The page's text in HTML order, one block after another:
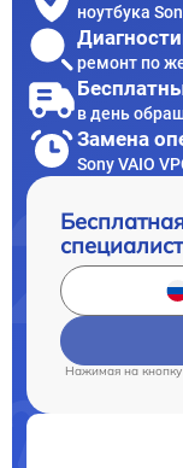
ноутбука
ремонт по
в день
Замена
Sony VAIO
Нажимая на